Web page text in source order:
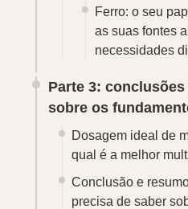
Ferro: o seu
as suas fontes
necessidades
Parte 3:
sobre os
Dosagem ideal de
qual é a melhor
Conclusão e
precisa de saber